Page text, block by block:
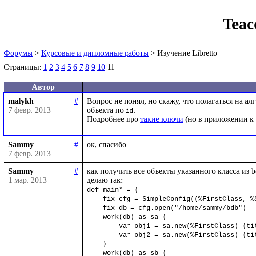
Форумы > Курсовые и дипломные работы > Изучение Libretto
Страницы: 1 2 3 4 5 6 7 8 9 10 11
Автор
malykh
#
7 февр. 2013
Вопрос не понял, но скажу, что полагаться на
объекта по id.
Подробнее про такие ключи
Sammy
#
7 февр. 2013
Sammy
#
1 мар. 2013
как получить все объекты указанного класса из
def main* = {